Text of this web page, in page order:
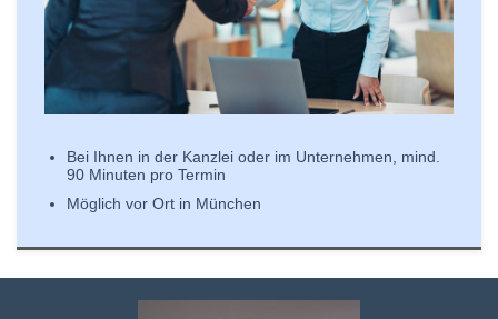
Bei Ihnen in der Kanzlei oder im Unternehmen, mind.
90 Minuten pro Termin
Möglich vor Ort in München